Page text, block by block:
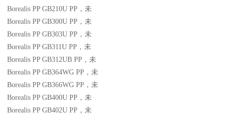
Borealis PP GB210U PP ，未
Borealis PP GB300U PP ，未
Borealis PP GB303U PP ，未
Borealis PP GB311U PP ，未
Borealis PP GB312UB PP ，未
Borealis PP GB364WG PP ，未
Borealis PP GB366WG PP ，未
Borealis PP GB400U PP ，未
Borealis PP GB402U PP ，未